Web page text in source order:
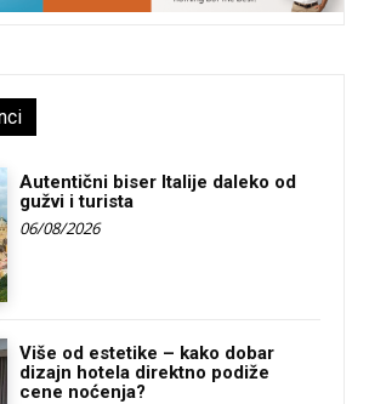
Autentični biser Italije daleko od
gužvi i turista
06/08/2026
Više od estetike – kako dobar
dizajn hotela direktno podiže
cene noćenja?